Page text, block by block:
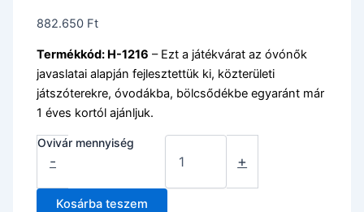
882.650 Ft
Termékkód: H-1216 – Ezt a játékvárat az óvónők
javaslatai alapján fejlesztettük ki, közterületi
játszóterekre, óvodákba, bölcsődékbe egyaránt már
1 éves kortól ajánljuk.
-
Ovivár mennyiség
+
Kosárba teszem